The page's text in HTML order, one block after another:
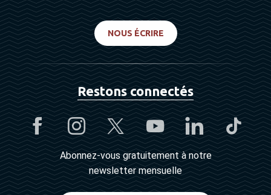
NOUS ÉCRIRE
Restons connectés
Abonnez-vous gratuitement à notre
newsletter mensuelle